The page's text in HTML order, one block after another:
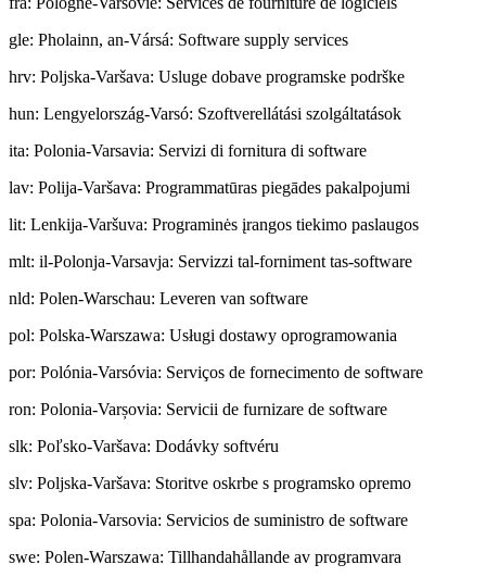
gle: Pholainn, an-Vársá: Software supply services
hrv: Poljska-Varšava: Usluge dobave programske podrške
hun: Lengyelország-Varsó: Szoftverellátási szolgáltatások
ita: Polonia-Varsavia: Servizi di fornitura di software
lav: Polija-Varšava: Programmatūras piegādes pakalpojumi
lit: Lenkija-Varšuva: Programinės įrangos tiekimo paslaugos
mlt: il-Polonja-Varsavja: Servizzi tal-forniment tas-software
nld: Polen-Warschau: Leveren van software
pol: Polska-Warszawa: Usługi dostawy oprogramowania
por: Polónia-Varsóvia: Serviços de fornecimento de software
ron: Polonia-Varșovia: Servicii de furnizare de software
slk: Poľsko-Varšava: Dodávky softvéru
slv: Poljska-Varšava: Storitve oskrbe s programsko opremo
spa: Polonia-Varsovia: Servicios de suministro de software
swe: Polen-Warszawa: Tillhandahållande av programvara